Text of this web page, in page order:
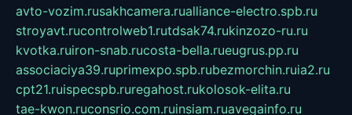
avto-vozim.rusakhcamera.rualliance-electro.spb.ru
stroyavt.rucontrolweb1.rutdsak74.rukinzozo-ru.ru
kvotka.ruiron-snab.rucosta-bella.rueugrus.pp.ru
associaciya39.ruprimexpo.spb.rubezmorchin.ruia2.ru
cpt21.ruispecspb.ruregahost.rukolosok-elita.ru
tae-kwon.ruconsrio.com.ruinsiam.ruavegainfo.ru